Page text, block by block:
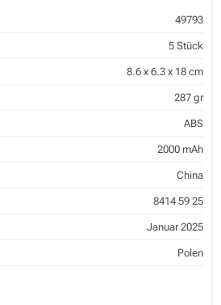
49793
5 Stück
8.6 x 6.3 x 18 cm
287 gr
ABS
2000 mAh
China
8414 59 25
Januar 2025
Polen